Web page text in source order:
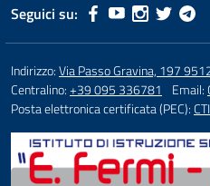
Seguici su:
Indirizzo:Via Passo Gravina, 197
Centralino:+39 095 336781 Email:
Posta elettronica certificata (PEC):